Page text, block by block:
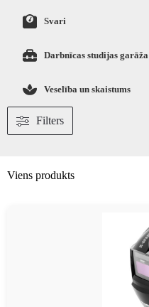
Svari
Darbnīcas studijas garāža
Veselība un skaistums
Filters
Viens produkts